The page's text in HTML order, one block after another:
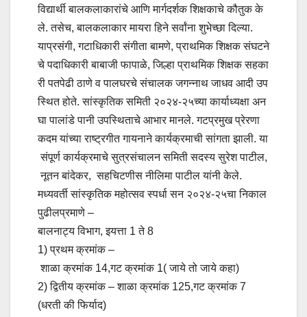
विद्यार्थी बालकलाकारांचे आणि मार्गदर्शक शिक्षकाचे कौतुक के
ले. तसेच, बालकलाकार मायरा हिने सर्वांना शुभेच्छा दिल्या.
याप्रसंगी, गटाधिकारी संगीता बामणे, प्राथमिक शिक्षक संघटने
चे पदाधिकारी बाबाजी फापाळे, जिल्हा प्राथमिक शिक्षक सहका
री पतपेढी ठाणे व पालघरचे संचालक जगन्नाथ जाधव आदी उप
स्थित होते. सांस्कृतिक समिती २०२४-२५च्या कार्याध्यक्षा अन
घा पालांडे पानी उपस्थिताचे आभार मानले. गटप्रमुख प्रेरणा
कदम यांच्या राष्ट्रगीत गायनाने कार्यक्रमाची सांगता झाली. या
संपूर्ण कार्यक्रमाचे सुत्रसंचालन समिती सदस्य सुरेश पाटील,
नूतन बांदेकर, सहचिटणीस नीलिमा पाटील यांनी केले.
मध्यवर्ती सांस्कृतिक महोत्सव स्पर्धा सन २०२४-२५चा निकाल
पुढीलप्रमाणे –
बालनाट्य विभाग, इयत्ता 1 ते 8
1) प्रथम क्रमांक –
शाळा क्रमांक 14,गट क्रमांक 1( जाये तो जाये कहा)
2) द्वितीय क्रमांक – शाळा क्रमांक 125,गट क्रमांक 7
(धरती की फिर्याद)